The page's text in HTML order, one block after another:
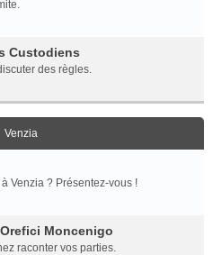
Custodiens
des règles.
Venzia
Venzia ? Présentez-vous !
Moncenigo
raconter vos parties.